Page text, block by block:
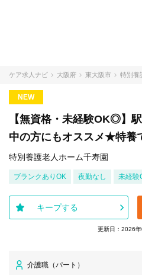
ケア求人ナビ 大阪府 東大阪市 特別養
NEW
【無資格・未経験OK◎】
中の方にもオススメ★特養
特別養護老人ホーム千寿園
ブランクありOK 夜勤なし 未経験
キープする
更新日：2026
介護職（パート）